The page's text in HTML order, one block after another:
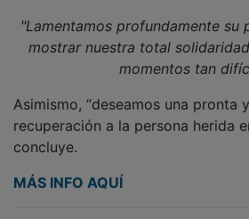
"Lamentamos profundamente su
mostrar nuestra total
momentos tan
Asimismo, “deseamos una pronta
recuperación a la persona herida
concluye.
MÁS INFO AQUÍ